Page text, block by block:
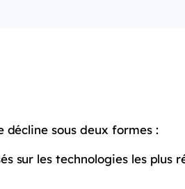
décline sous deux formes :
sur les technologies les plus